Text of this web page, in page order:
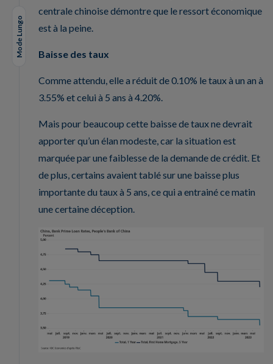
Mode Lungo
centrale chinoise démontre que le ressort économique
est à la peine.
Baisse des taux
Comme attendu, elle a réduit de 0.10% le taux à un an à
3.55% et celui à 5 ans à 4.20%.
Mais pour beaucoup cette baisse de taux ne devrait
apporter qu’un élan modeste, car la situation est
marquée par une faiblesse de la demande de crédit. Et
de plus, certains avaient tablé sur une baisse plus
importante du taux à 5 ans, ce qui a entrainé ce matin
une certaine déception.